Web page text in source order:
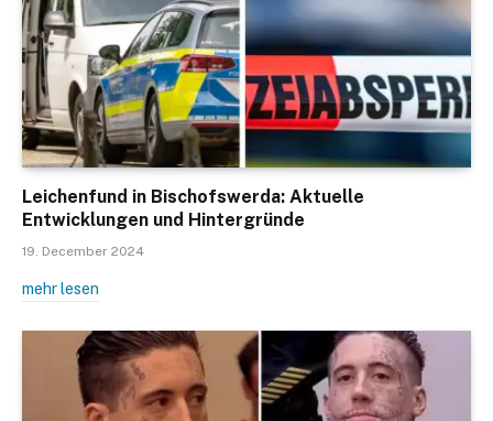
Leichenfund in Bischofswerda: Aktuelle
Entwicklungen und Hintergründe
19. December 2024
mehr lesen